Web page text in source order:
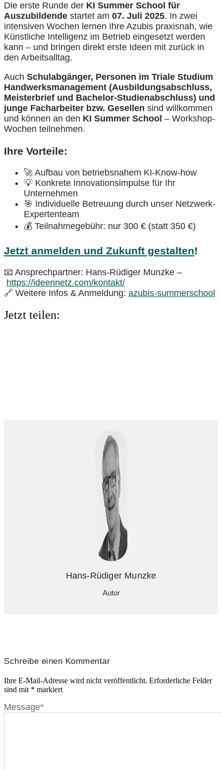
Die erste Runde der KI Summer School für
Auszubildende startet am 07. Juli 2025. In zwei
intensiven Wochen lernen Ihre Azubis praxisnah, wie
Künstliche Intelligenz im Betrieb eingesetzt werden
kann – und bringen direkt erste Ideen mit zurück in
den Arbeitsalltag.
Auch Schulabgänger, Personen im Triale Studium
Handwerksmanagement (Ausbildungsabschluss,
Meisterbrief und Bachelor-Studienabschluss) und
junge Facharbeiter bzw. Gesellen sind willkommen
und können an den KI Summer School – Workshop-
Wochen teilnehmen.
Ihre Vorteile:
🚀 Aufbau von betriebsnahem KI-Know-how
💡 Konkrete Innovationsimpulse für Ihr
Unternehmen
🎯 Individuelle Betreuung durch unser Netzwerk-
Expertenteam
💰 Teilnahmegebühr: nur 300 € (statt 350 €)
Jetzt anmelden und Zukunft gestalten!
📧 Ansprechpartner: Hans-Rüdiger Munzke –
https://ideennetz.com/kontakt/
🔗 Weitere Infos & Anmeldung: azubis-summerschool
Jetzt teilen:
Hans-Rüdiger Munzke
Autor
Schreibe einen Kommentar
Ihre E-Mail-Adresse wird nicht veröffentlicht. Erforderliche Felder
sind mit * markiert
Message*